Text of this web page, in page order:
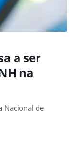
a ser
na
Nacional de